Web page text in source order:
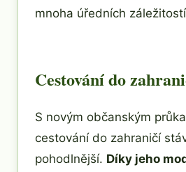
mnoha úředních
Cestování do
S novým občanským
cestování do zahraničí
pohodlnější. Díky jeho